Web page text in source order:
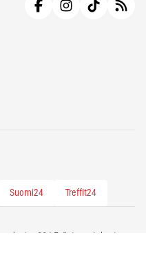
Suomi24 Treffit24